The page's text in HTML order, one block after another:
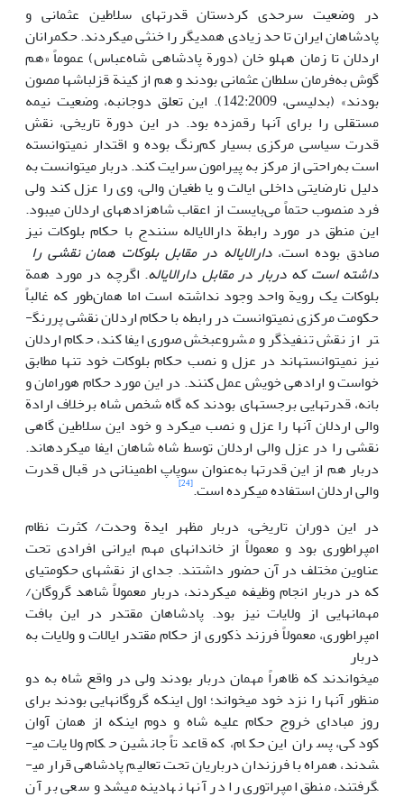
در وضعیت سرحدی کردستان قدرت­های سلاطین عثمانی و
پادشاهان ایران تا حد زیادی هم­دیگر را خنثی می­کردند. حکمرانان
اردلان تا زمان هه­لو خان (دورة پادشاهی شاه‌عباس) عموماً «هم
گوش به‌فرمان سلطان عثمانی بودند و هم از کینة قزلباش­ها مصون
بودند» (بدلیسی، 142:2009). این تعلق دوجانبه، وضعیت نیمه
مستقلی را برای آن­ها رقم­­زده بود. در این دورة تاریخی، نقش
قدرت سیاسی مرکزی بسیار کم‌رنگ بوده و اقتدار نمی­توانسته
است به‌راحتی از مرکز به پیرامون سرایت کند. دربار می­توانست به
دلیل نارضایتی داخلی ایالت و یا طغیان والی، وی را عزل کند ولی
فرد منصوب حتماً می‌بایست از اعقاب شاهزاده­های اردلان می­بود.
این منطق در مورد رابطة دارالایاله سنندج با حکام بلوکات نیز
صادق بوده است، دارالایاله در مقابل بلوکات همان نقشی را
داشته است که دربار در مقابل دارالایاله. اگرچه در مورد همة
بلوکات یک رویة واحد وجود نداشته است اما همان‌طور که غالباً
حکومت مرکزی نمی­توانست در رابطه با حکام اردلان نقشی پررنگ­
تر از نقش تنفیذگر و مشروع­بخش صوری ایفا کند، حکام اردلان
نیز نمی­توانسته­اند در عزل و نصب حکام بلوکات خود تنها مطابق
خواست و اراده­ی خویش عمل کنند. در این مورد حکام هورامان و
بانه، قدرت­هایی برجسته­ای بودند که گاه شخص شاه برخلاف ارادة
والی اردلان آن­ها را عزل و نصب می­کرد و خود این سلاطین گاهی
نقشی را در عزل والی اردلان توسط شاه شاهان ایفا می­کرده­اند.
دربار هم از این قدرت­ها به‌عنوان سوپاپ اطمینانی در قبال قدرت
والی اردلان استفاده می­کرده است.[24]
در این دوران تاریخی، دربار مظهر ایدة وحدت/ کثرت نظام
امپراطوری بود و معمولاً از خاندان­های مهم ایرانی افرادی تحت
عناوین مختلف در آن حضور داشتند. جدای از نقش­های حکومتی­ای
که در دربار انجام وظیفه می­کردند، دربار معمولاً شاهد گروگان/
مهمان­هایی از ولایات نیز بود. پادشاهان مقتدر در این بافت
امپراطوری، معمولاً فرزند ذکوری از حکام مقتدر ایالات و ولایات به
دربار
می­خواندند که ظاهراً مهمان دربار بودند ولی در واقع شاه به دو
منظور آن­ها را نزد خود می­خواند؛ اول این­که گروگان­هایی بودند برای
روز مبادای خروج حکام علیه شاه و دوم این­که از همان آوان
کودکی، پسران این حکام، که قاعدتاً جانشین حکام ولایات می­
شدند، همراه با فرزندان درباریان تحت تعالیم پادشاهی قرار می­
گرفتند، منطق امپراتوری را در آن­ها نهادینه می­شد و سعی بر آن